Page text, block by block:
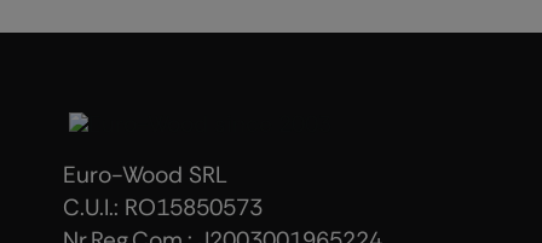
Euro-Wood SRL
C.U.I.: RO15850573